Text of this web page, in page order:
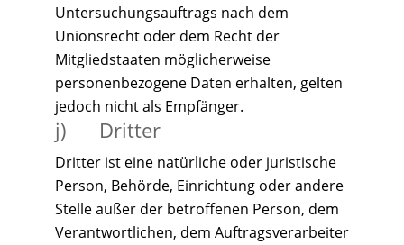
Untersuchungsauftrags nach dem
Unionsrecht oder dem Recht der
Mitgliedstaaten möglicherweise
personenbezogene Daten erhalten, gelten
jedoch nicht als Empfänger.
j) Dritter
Dritter ist eine natürliche oder juristische
Person, Behörde, Einrichtung oder andere
Stelle außer der betroffenen Person, dem
Verantwortlichen, dem Auftragsverarbeiter